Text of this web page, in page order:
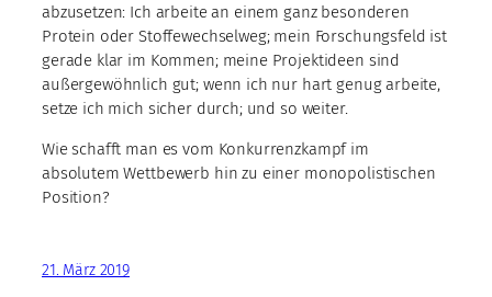
abzusetzen: Ich arbeite an einem ganz besonderen
Protein oder Stoffewechselweg; mein Forschungsfeld ist
gerade klar im Kommen; meine Projektideen sind
außergewöhnlich gut; wenn ich nur hart genug arbeite,
setze ich mich sicher durch; und so weiter.
Wie schafft man es vom Konkurrenzkampf im
absolutem Wettbewerb hin zu einer monopolistischen
Position?
21. März 2019